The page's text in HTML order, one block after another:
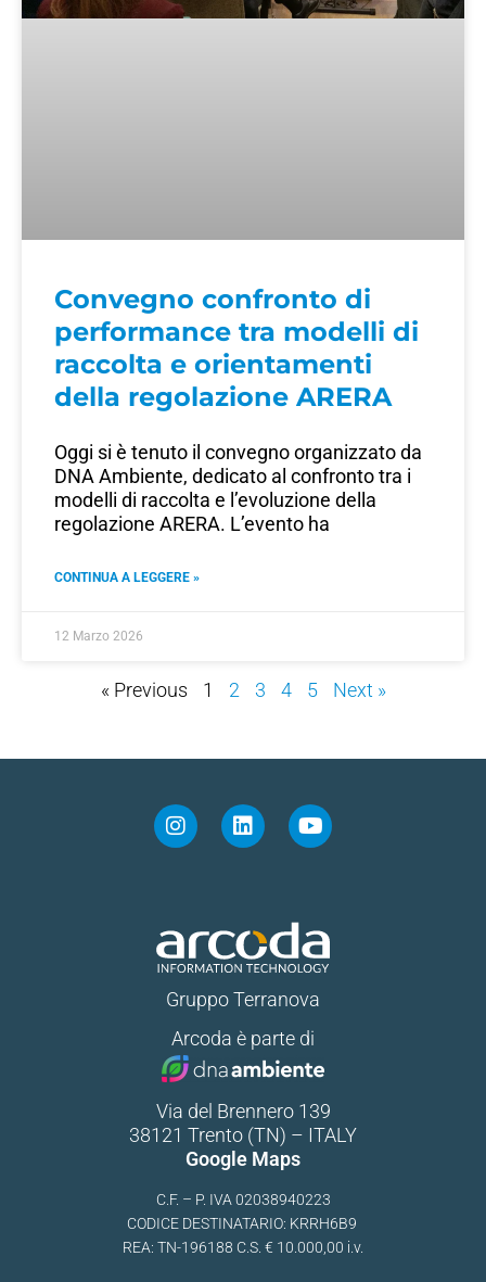
Convegno confronto di
performance tra modelli di
raccolta e orientamenti
della regolazione ARERA
Oggi si è tenuto il convegno organizzato da
DNA Ambiente, dedicato al confronto tra i
modelli di raccolta e l’evoluzione della
regolazione ARERA. L’evento ha
CONTINUA A LEGGERE »
12 Marzo 2026
« Previous 1 2 3 4 5 Next »
Gruppo Terranova
Via del Brennero 139
38121 Trento (TN) – ITALY
Google Maps
Arcoda è parte di
C.F. – P. IVA 02038940223
CODICE DESTINATARIO: KRRH6B9
REA: TN-196188 C.S. € 10.000,00 i.v.